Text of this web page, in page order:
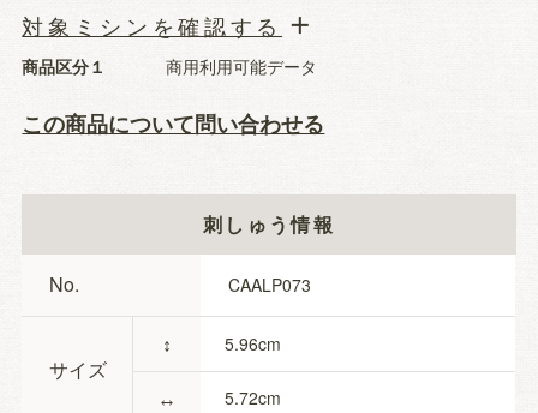
商品区分１ 商用利用可能データ
この商品について問い合わせる
対象ミシンを確認する
刺しゅう情報
No. CAALP073
サイズ
↕
↔
5.96
5.72